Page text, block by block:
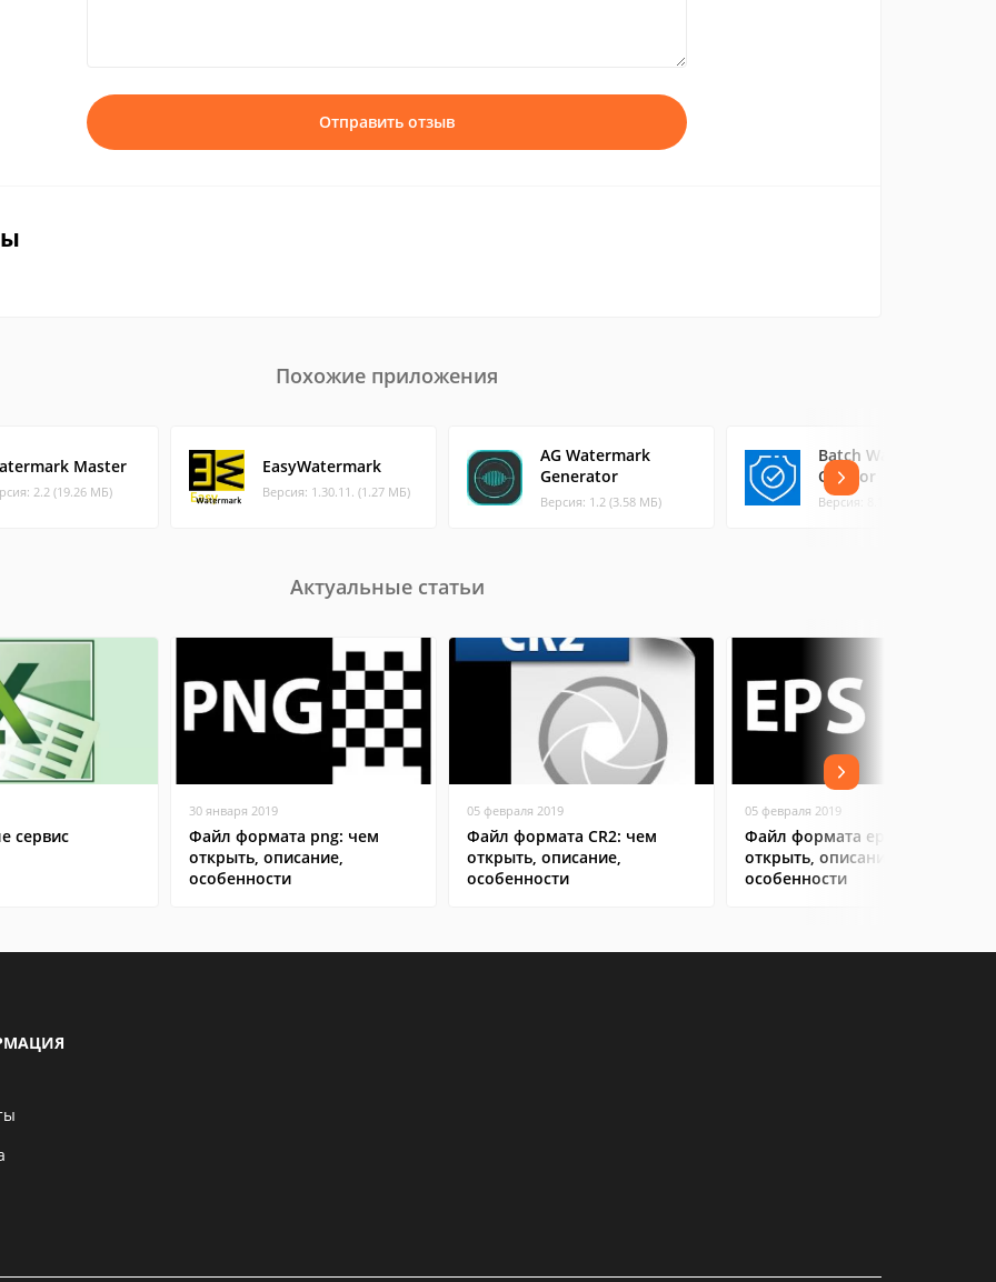
Отправить отзыв
Похожие приложения
Master
2.2 (19.26 МБ)
EasyWatermark
Версия: 1.30.11. (1.27 МБ)
AG Watermark
Generator
Версия: 1.2 (3.58 МБ)
Batch Watermark
Creator
Версия: 8.1 (3.53 МБ)
Актуальные статьи
сервис
30 января 2019
Файл формата png: чем
открыть, описание,
особенности
05 февраля 2019
Файл формата CR2: чем
открыть, описание,
особенности
05 февраля 2019
Файл формата eps: чем
открыть, описание,
особенности